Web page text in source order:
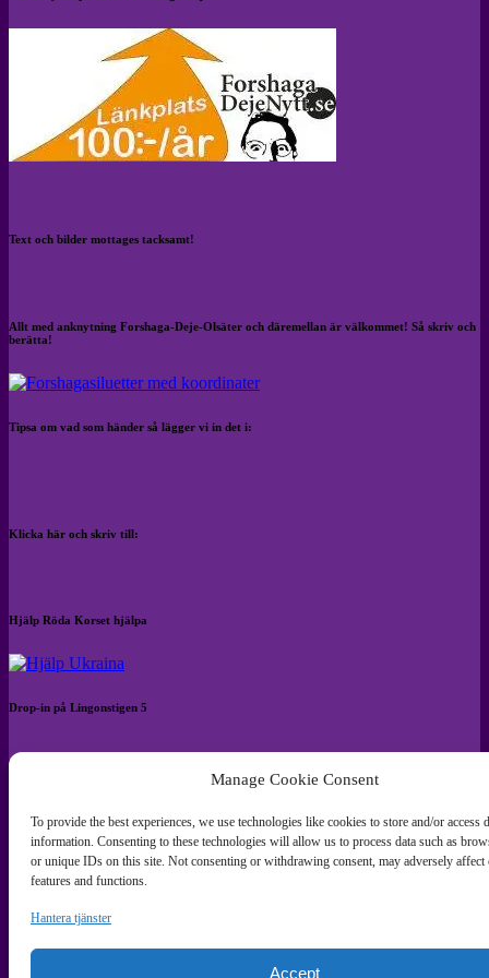
Manage Cookie Consent
To provide the best experiences, we use technologies like cookies to store and/or access
information. Consenting to these technologies will allow us to process data such as
or unique IDs on this site. Not consenting or withdrawing consent, may adversely affect
features and functions.
Hantera tjänster
Accept
Text och bilder mottages tacksamt!
Allt med anknytning Forshaga-Deje-Olsäter och däremellan är välkommet! Så skriv och
berätta!
Tipsa om vad som händer så lägger vi in det i:
Klicka här och skriv till:
Hjälp Röda Korset hjälpa
Drop-in på Lingonstigen 5
Allt innehåll på forshagadejenytt.se är upphovsrättsskyddat. Har du